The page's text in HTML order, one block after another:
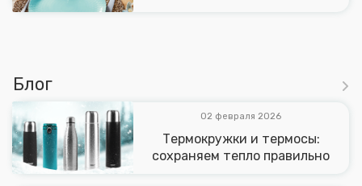
Блог
02 февраля 2026
Термокружки и термосы:
сохраняем тепло правильно